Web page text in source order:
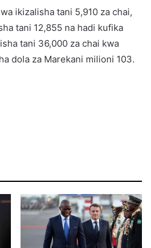
ikizalisha tani 5,910 za chai,
tani 12,855 na hadi kufika
tani 36,000 za chai kwa
dola za Marekani milioni 103.